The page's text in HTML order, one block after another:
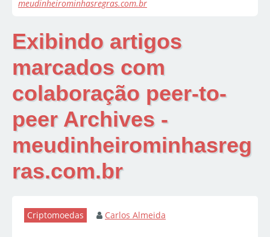
meudinheirominhasregras.com.br
Exibindo artigos
marcados com
colaboração peer-to-
peer Archives -
meudinheirominhasreg
ras.com.br
Criptomoedas Carlos Almeida